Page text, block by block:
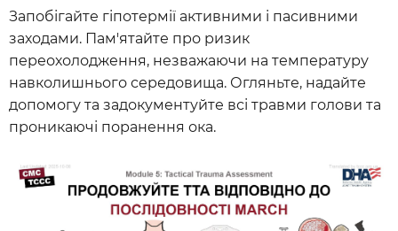
Запобігайте гіпотермії активними і пасивними
заходами. Пам'ятайте про ризик
переохолодження, незважаючи на температуру
навколишнього середовища. Огляньте, надайте
допомогу та задокументуйте всі травми голови та
проникаючі поранення ока.